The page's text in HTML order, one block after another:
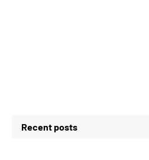
Recent posts